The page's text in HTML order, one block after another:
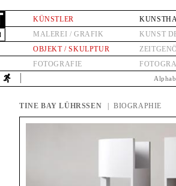
KÜNSTLER
MALEREI / GRAFIK
OBJEKT / SKULPTUR
FOTOGRAFIE
KUNST
TINE BAY LÜHRSSEN | BIOGRAPHIE